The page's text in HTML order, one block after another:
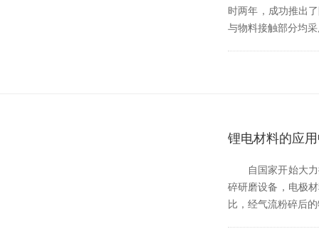
时两年，成功
与物料接触部分均
锂电材料的应
自国家开始大力推
碎研磨设备，电极材
比，经气流粉碎